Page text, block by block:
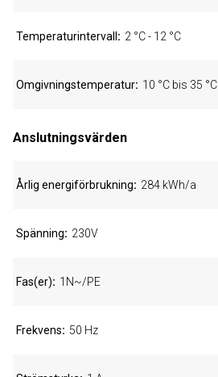
Temperaturintervall 2 °C - 12 °C
Omgivningstemperatur 10 °C bis 35 °C
Anslutningsvärden
Årlig energiförbrukning 284 kWh/a
Spänning 230V
Fas(er) 1N~/PE
Frekvens 50 Hz